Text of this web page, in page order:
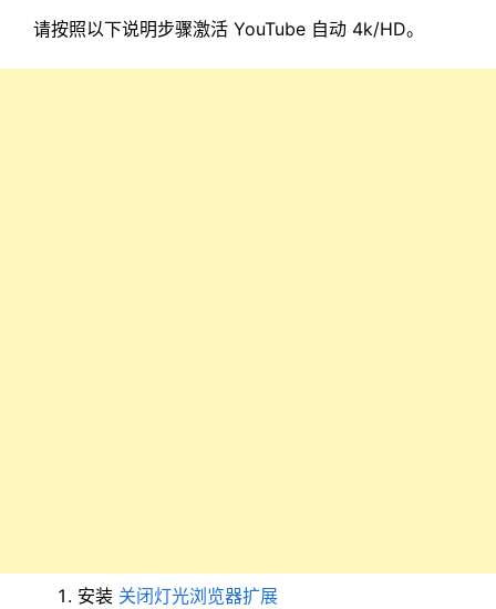
请按照以下说明步骤激活 YouTube 自动 4k/HD。
安装 关闭灯光浏览器扩展